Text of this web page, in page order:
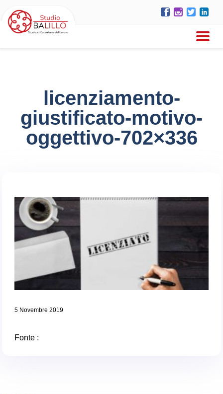
licenziamento-
giustificato-motivo-
oggettivo-702×336
5 Novembre 2019
Fonte :